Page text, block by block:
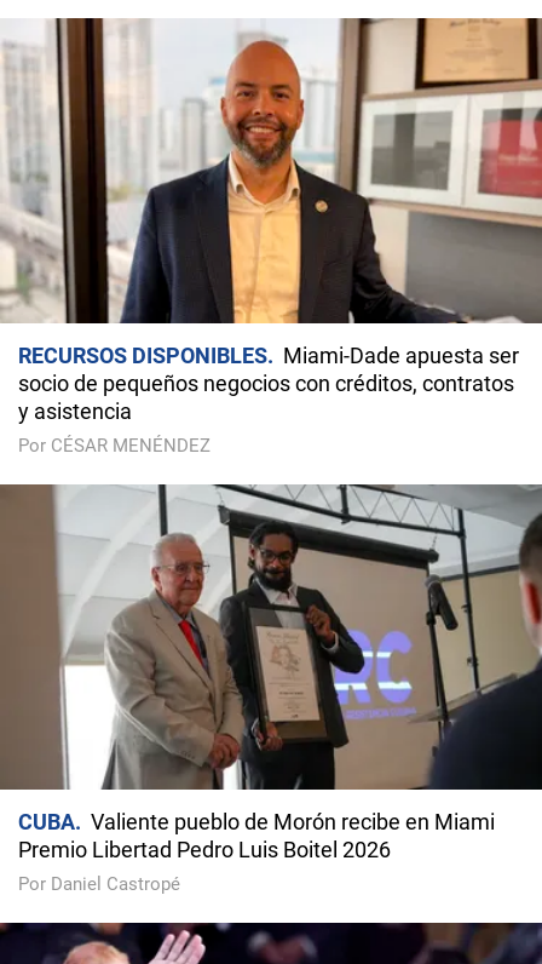
RECURSOS DISPONIBLES
Miami-Dade apuesta ser
socio de pequeños negocios con créditos, contratos
y asistencia
Por CÉSAR MENÉNDEZ
CUBA
Valiente pueblo de Morón recibe en Miami
Premio Libertad Pedro Luis Boitel 2026
Por Daniel Castropé